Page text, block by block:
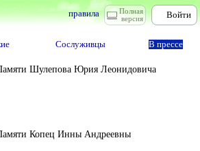
Полная
версия
правила Войти
Сослуживцы В прессе
Шулепова Юрия Леонидовича
Копец Инны Андреевны